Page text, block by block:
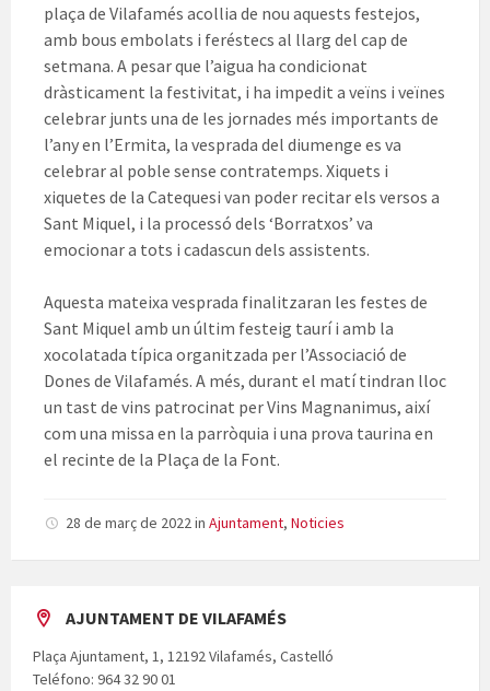
plaça de Vilafamés acollia de nou aquests festejos,
amb bous embolats i feréstecs al llarg del cap de
setmana. A pesar que l’aigua ha condicionat
dràsticament la festivitat, i ha impedit a veïns i veïnes
celebrar junts una de les jornades més importants de
l’any en l’Ermita, la vesprada del diumenge es va
celebrar al poble sense contratemps. Xiquets i
xiquetes de la Catequesi van poder recitar els versos a
Sant Miquel, i la processó dels ‘Borratxos’ va
emocionar a tots i cadascun dels assistents.
Aquesta mateixa vesprada finalitzaran les festes de
Sant Miquel amb un últim festeig taurí i amb la
xocolatada típica organitzada per l’Associació de
Dones de Vilafamés. A més, durant el matí tindran lloc
un tast de vins patrocinat per Vins Magnanimus, així
com una missa en la parròquia i una prova taurina en
el recinte de la Plaça de la Font.
28 de març de 2022in Ajuntament, Noticies
AJUNTAMENT DE VILAFAMÉS
Plaça Ajuntament, 1, 12192 Vilafamés, Castelló
Teléfono: 964 32 90 01